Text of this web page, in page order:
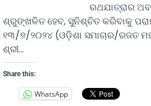
ରଥଯାତ୍ରାର ଅବଶିଷ୍ଟ
ଶ୍ରୁଙ୍ଖଳିତ ହେବ, ସୁନିଶ୍ଚିତ କରିବାକୁ
୧୩/୭/୨୦୨୪ (ଓଡ଼ିଶା ସମାଚାର/ରଜତ
ଶ୍ରୀ…
Share this:
WhatsApp